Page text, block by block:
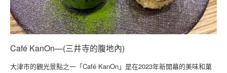
Café KanOn—(三井寺的腹地內)
大津市的觀光景點之一「Café KanOn」是在2023年新開幕的美味和菓